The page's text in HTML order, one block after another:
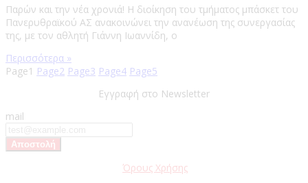
Παρών και την νέα χρονιά! Η διοίκηση του τμήματος μπάσκετ του
Πανερυθραϊκού ΑΣ ανακοινώνει την ανανέωση της συνεργασίας
της, με τον αθλητή Γιάννη Ιωαννίδη, ο
Περισσότερα »
Page1 Page2 Page3 Page4 Page5
Εγγραφή στο Newsletter
mail
Όρους Χρήσης